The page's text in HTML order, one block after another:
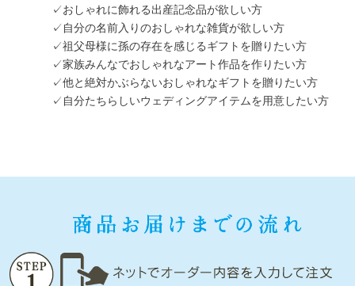
✓おしゃれに飾れる出産記念品が欲しい方
✓自分の名前入りのおしゃれな雑貨が欲しい方
✓祖父母様に孫の存在を感じるギフトを贈りたい方
✓家族みんなでおしゃれなアート作品を作りたい方
✓他と絶対かぶらないおしゃれなギフトを贈りたい方
✓自分たちらしいウェディングアイテムを用意したい方